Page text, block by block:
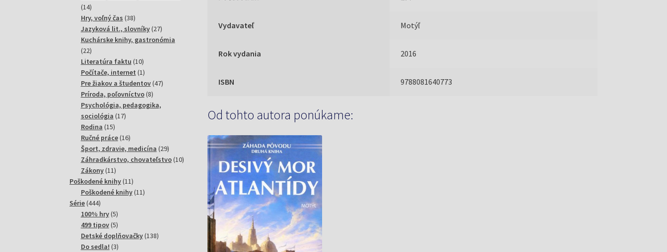
Vydavateľ Motýľ
Rok vydania 2016
ISBN 9788081640773
Od tohto autora ponúkame:
1414
produktov
Hry, voľný čas 3838
produktov
Jazyková lit., slovníky 2727
produktov
Kuchárske knihy, gastronómia
2222
produktov
Literatúra faktu 1010
produktov
Počítače, internet 11
produkt
Pre žiakov a študentov 4747
Príroda, poľovníctvo 88
produktov
Psychológia, pedagogika,
sociológia 1717
Rodina 1515
produktov
Ručné práce 1616
produktov
Šport, zdravie, medicína 2929
produktov
Záhradkárstvo, chovateľstvo 1010
produktov
Zákony 1111
produktov
Poškodené knihy 1111
produktov
Poškodené knihy 1111
Série 444444
produktov
100% hry 55
produktov
499 tipov 55
produktov
Detské doplňovačky 138138
Do sedla! 33